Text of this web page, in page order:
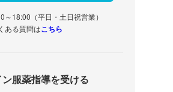
～18:00（平日・土日祝営業）
ある質問はこちら
服薬指導を受ける